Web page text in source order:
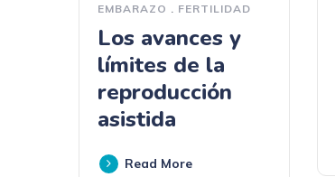
EMBARAZO FERTILIDAD
Los avances y
límites de la
reproducción
asistida
Read More